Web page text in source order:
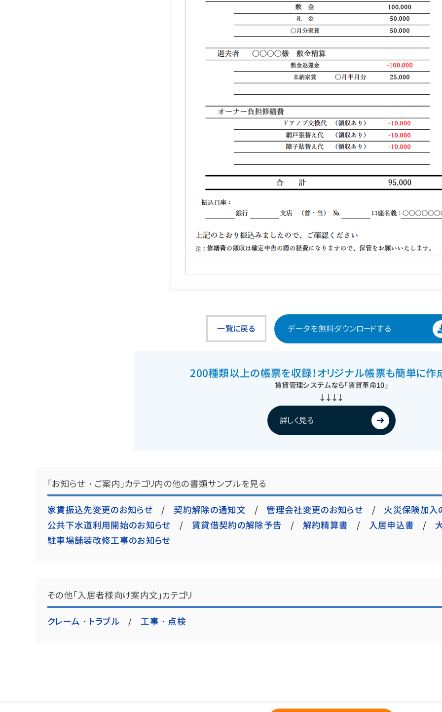
一覧に戻る データを無料ダウンロードする
200種類以上の帳票を収録！オリジナル帳票も簡単に作
賃貸管理システムなら「賃貸革命10」
↓↓↓↓
詳しく見る
「お知らせ・ご案内」カテゴリ内の他の書類サンプルを見る
家賃振込先変更のお知らせ 契約解除の通知文 管理会社変更のお知らせ
火災保険加入
公共下水道利用開始のお知らせ
賃貸借契約の解除予告 解約精算書 入居申込書
駐車場舗装改修工事のお知らせ
その他「入居者様向け案内文」カテゴリ
クレーム・トラブル 工事・点検